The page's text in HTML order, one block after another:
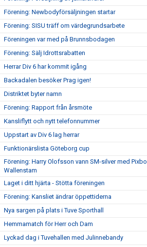
Förening: Newbodyförsäljningen startar
Förening: SISU träff om värdegrundsarbete
Föreningen var med på Brunnsbodagen
Förening: Sälj Idrottsrabatten
Herrar Div 6 har kommit igång
Backadalen besöker Prag igen!
Distriktet byter namn
Förening: Rapport från årsmöte
Kansliflytt och nytt telefonnummer
Uppstart av Div 6 lag herrar
Funktionärslista Göteborg cup
Förening: Harry Olofsson vann SM-silver med Pixbo
Wallenstam
Laget i ditt hjärta - Stötta föreningen
Förening: Kansliet ändrar öppettiderna
Nya sargen på plats i Tuve Sporthall
Hemmamatch för Herr och Dam
Lyckad dag i Tuvehallen med Julinnebandy